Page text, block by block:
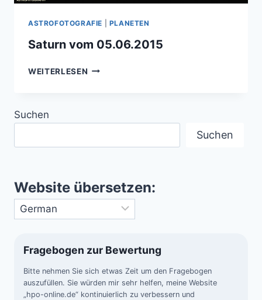
ASTROFOTOGRAFIE PLANETEN
Saturn vom 05.06.2015
WEITERLESEN SATURN
Suchen
Suchen
Website übersetzen:
Fragebogen zur Bewertung
Bitte nehmen Sie sich etwas Zeit um den Fragebogen
auszufüllen. Sie würden mir sehr helfen, meine Website
„hpo-online.de“ kontinuierlich zu verbessern und